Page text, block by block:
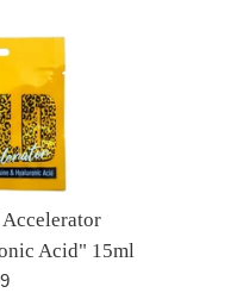
Acid" 15ml